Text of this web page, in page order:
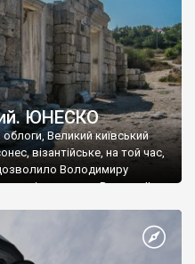
ЮНЕСКО
облоги, Великий київський
візантійське, на той час,
Володимиру
імператору Василю ІІ, та
Василем-християнином.
Херсонесу Таврійського